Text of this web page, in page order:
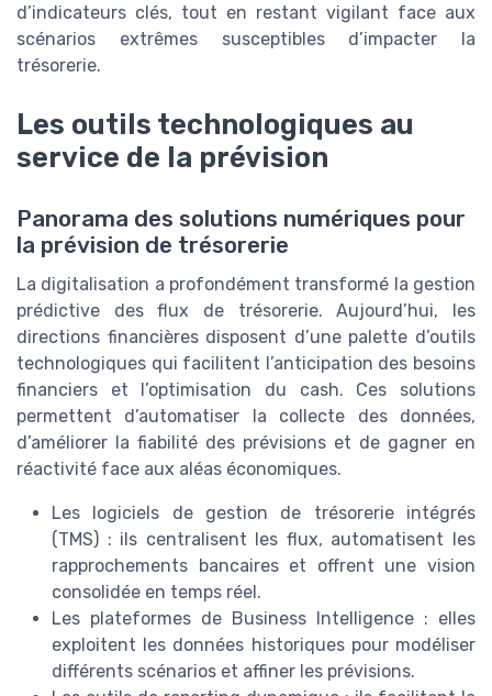
d’indicateurs clés, tout en restant vigilant face aux
scénarios extrêmes susceptibles d’impacter la
trésorerie.
Les outils technologiques au
service de la prévision
Panorama des solutions numériques pour
la prévision de trésorerie
La digitalisation a profondément transformé la gestion
prédictive des flux de trésorerie. Aujourd’hui, les
directions financières disposent d’une palette d’outils
technologiques qui facilitent l’anticipation des besoins
financiers et l’optimisation du cash. Ces solutions
permettent d’automatiser la collecte des données,
d’améliorer la fiabilité des prévisions et de gagner en
réactivité face aux aléas économiques.
Les logiciels de gestion de trésorerie intégrés
(TMS) : ils centralisent les flux, automatisent les
rapprochements bancaires et offrent une vision
consolidée en temps réel.
Les plateformes de Business Intelligence : elles
exploitent les données historiques pour modéliser
différents scénarios et affiner les prévisions.